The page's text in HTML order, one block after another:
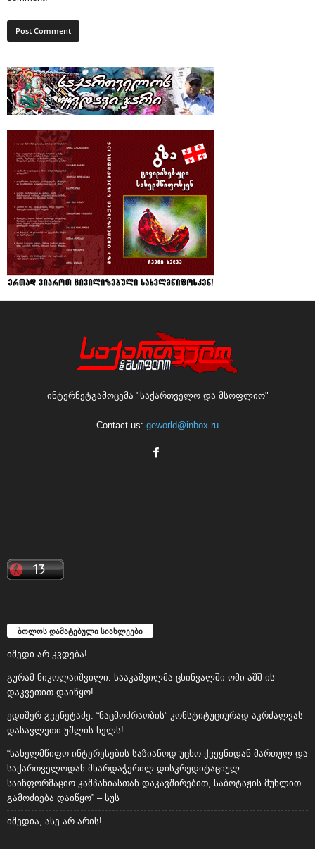
ინტერნეტგამოცემა "საქართველო და მსოფლიო"
Contact us: geworld@inbox.ru
ბოლოს დამატებული სიახლეები
იმედი არ კვდება!
გურამ ნიკოლაიშვილი: სააკაშვილმა ცხინვალში ომი აშშ-ის
დაკვეთით დაიწყო!
ედიშერ გვენეტაძე: “ნაცმოძრაობის” კონსტიტუციურად აკრძალვას
დასავლეთი უშლის ხელს!
“სახელმწიფო ინტერესების საზიანოდ უცხო ქვეყნიდან მართულ და
საქართველოდან მხარდაჭერილ დისკრედიტაციულ
საინფორმაციო კამპანიასთან დაკავშირებით, საბოტაჟის მუხლით
გამოძიება დაიწყო” – სუს
იმედია, ასე არ არის!